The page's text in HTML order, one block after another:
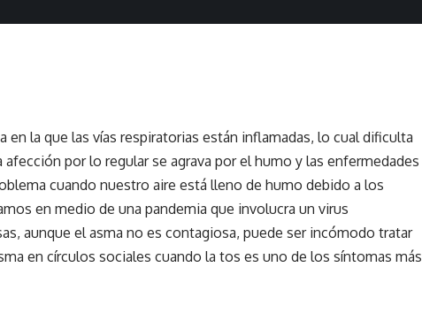
en la que las vías respiratorias están inflamadas, lo cual dificulta
afección por lo regular se agrava por el humo y las enfermedades
cuando nuestro aire está lleno de humo debido a los
en medio de una pandemia que involucra un virus
aunque el asma no es contagiosa, puede ser incómodo tratar
en círculos sociales cuando la tos es uno de los síntomas más